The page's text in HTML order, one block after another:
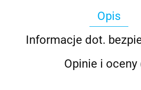
Opis
Informacje dot.
Opinie i oceny